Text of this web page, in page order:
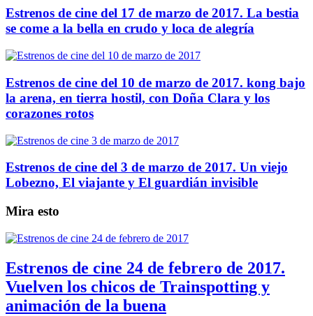
Estrenos de cine del 17 de marzo de 2017. La bestia
se come a la bella en crudo y loca de alegría
Estrenos de cine del 10 de marzo de 2017. kong bajo
la arena, en tierra hostil, con Doña Clara y los
corazones rotos
Estrenos de cine del 3 de marzo de 2017. Un viejo
Lobezno, El viajante y El guardián invisible
Mira esto
Estrenos de cine 24 de febrero de 2017.
Vuelven los chicos de Trainspotting y
animación de la buena